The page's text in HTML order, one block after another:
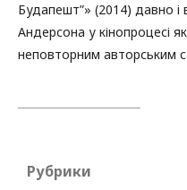
Будапешт”» (2014) давно
Андерсона у кінопроцесі
неповторним авторським
Рубрики